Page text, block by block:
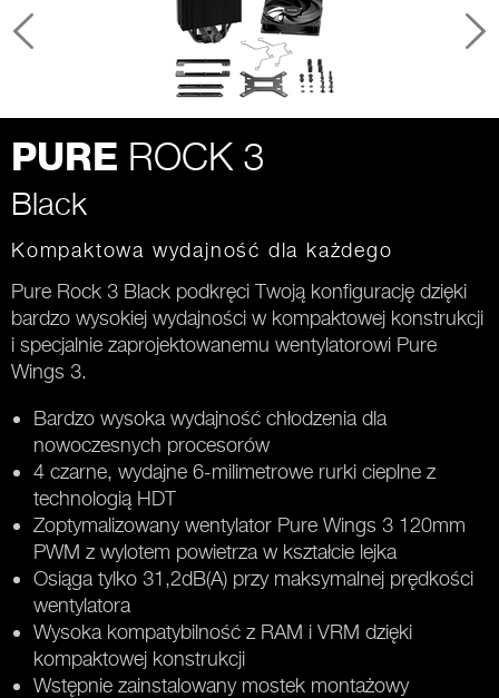
PURE ROCK 3
Black
Kompaktowa wydajność dla każdego
Pure Rock 3 Black podkręci Twoją konfigurację dzięki
bardzo wysokiej wydajności w kompaktowej konstrukcji
i specjalnie zaprojektowanemu wentylatorowi Pure
Wings 3.
Bardzo wysoka wydajność chłodzenia dla
nowoczesnych procesorów
4 czarne, wydajne 6-milimetrowe rurki cieplne z
technologią HDT
Zoptymalizowany wentylator Pure Wings 3 120mm
PWM z wylotem powietrza w kształcie lejka
Osiąga tylko 31,2dB(A) przy maksymalnej prędkości
wentylatora
Wysoka kompatybilność z RAM i VRM dzięki
kompaktowej konstrukcji
Wstępnie zainstalowany mostek montażowy